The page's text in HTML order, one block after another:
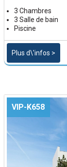
3 Chambres
3 Salle de bain
Piscine
Plus d\'infos >
VIP-K658